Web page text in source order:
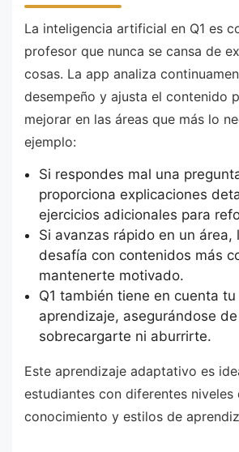
La inteligencia artificial en Q1 es
profesor que nunca se cansa de
cosas. La app analiza
desempeño y ajusta el contenido
mejorar en las áreas que más lo
ejemplo:
Si respondes mal una
proporciona explicaciones
ejercicios adicionales para
Si avanzas rápido en un área,
desafía con contenidos más
mantenerte motivado.
Q1 también tiene en cuenta
aprendizaje, asegurándose
sobrecargarte ni aburrirte.
Este aprendizaje adaptativo es
estudiantes con diferentes niveles
conocimiento y estilos de